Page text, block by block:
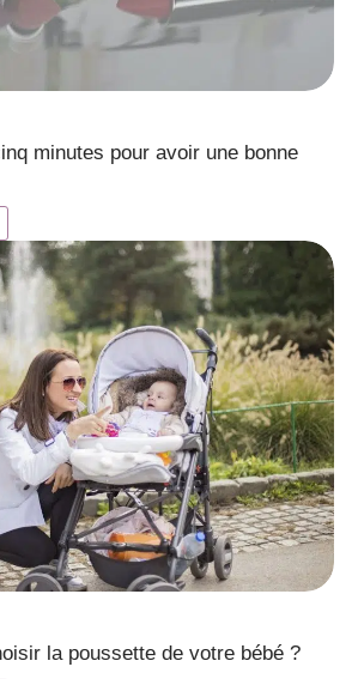
minutes pour avoir une bonne
la poussette de votre bébé ?